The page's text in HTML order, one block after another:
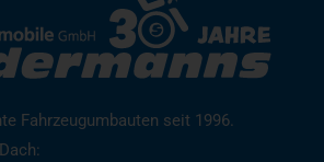
Fahrzeugumbauten seit 1996.